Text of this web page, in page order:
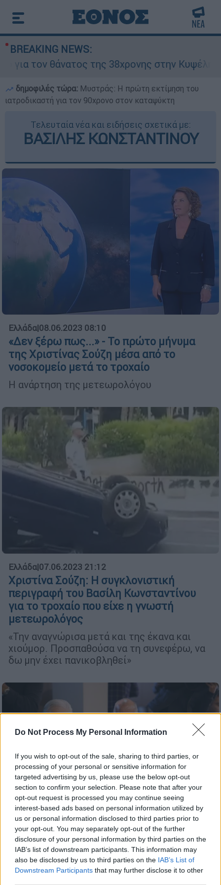
Do Not Process My Personal Information
If you wish to opt-out of the sale, sharing to third parties, or
processing of your personal or sensitive information for
targeted advertising by us, please use the below opt-out
section to confirm your selection. Please note that after your
opt-out request is processed you may continue seeing
interest-based ads based on personal information utilized by
us or personal information disclosed to third parties prior to
your opt-out. You may separately opt-out of the further
disclosure of your personal information by third parties on the
IAB’s list of downstream participants. This information may
also be disclosed by us to third parties on the IAB’s List of
Downstream Participants that may further disclose it to other
BREAKING NEWS:
θάνατος της 38χρονης στην Κυψέλη - Τα
δημοφιλές τώρα: Μυστράς: Η πρώτη εκτίμηση του
ιατροδικαστή για τον 90χρονο στον καταψύκτη
Τελευταία νέα και ειδήσεις σχετικά με:
ΒΑΣΙΛΗΣ ΚΩΝΣΤΑΝΤΙΝΟΥ
Ελλάδα|08.06.2023 08:10
«Δεν ξέρω πως...» - Το πρώτο μήνυμα
της Χριστίνας Σούζη μέσα από το
νοσοκομείο μετά το τροχαίο
Η ανάρτηση της μετεωρολόγου
Ελλάδα|07.06.2023 21:12
Χριστίνα Σούζη: Η συγκλονιστική
περιγραφή του Βασίλη Κωνσταντίνου
για το τροχαίο που είχε η γνωστή
μετεωρολόγος
«Την αναγνώρισα μετά και της έκανα και
χιούμορ. Προσπαθούσα να τη συνεφέρω, να
δω μην έχει πανικοβληθεί»
Αθλητισμός 25.02.2019 18:41
Παναθηναϊκός: Τέλος ο Κωνσταντίνου,
επιστροφή του «Mr. Manos»
Ο Αλαφούζος «τελείωσε» τον Κωνσταντίνου